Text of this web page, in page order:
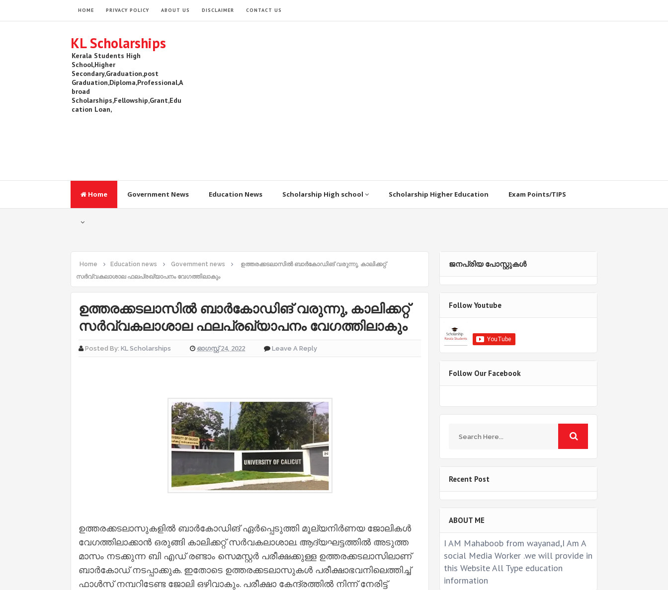
HOME PRIVACY POLICY ABOUT US DISCLAIMER CONTACT US
KL Scholarships
Kerala Students High
School,Higher
Secondary,Graduation,post
Graduation,Diploma,Professional,A
broad
Scholarships,Fellowship,Grant,Edu
cation Loan,
Home Government News Education News Scholarship High school Scholarship Higher Education Exam Points/TIPS
Home Education news Government news
ഉത്തരക്കടലാസില്‍ ബാര്‍കോഡിങ് വരുന്നു, കാലിക്കറ്റ്
സർവ്വകലാശാല ഫലപ്രഖ്യാപനം വേഗത്തിലാകും
ഉത്തരക്കടലാസില്‍ ബാര്‍കോഡിങ് വരുന്നു, കാലിക്കറ്റ്
സർവ്വകലാശാല ഫലപ്രഖ്യാപനം വേഗത്തിലാകും
Posted By: KL Scholarships ഓഗസ്റ്റ് 24, 2022 Leave A Reply
ഉത്തരക്കടലാസുകളില്‍ ബാര്‍കോഡിങ് ഏര്‍പ്പെടുത്തി മൂല്യനിര്‍ണയ ജോലികള്‍
വേഗത്തിലാക്കാന്‍ ഒരുങ്ങി കാലിക്കറ്റ് സര്‍വകലാശാല. ആദ്യഘട്ടത്തില്‍ അടുത്ത
മാസം നടക്കുന്ന ബി എഡ് രണ്ടാം സെമസ്റ്റര്‍ പരീക്ഷക്കുള്ള ഉത്തരക്കടലാസിലാണ്
ബാര്‍കോഡ് നടപ്പാക്കുക. ഇതോടെ ഉത്തരക്കടലാസുകള്‍ പരീക്ഷാഭവനിലെത്തിച്ച്
ഫാള്‍സ് നമ്പറിടേണ്ട ജോലി ഒഴിവാകും. പരീക്ഷാ കേന്ദ്രത്തില്‍ നിന്ന് നേരിട്ട്
ജനപ്രിയ പോസ്റ്റുകള്‍‌
Follow Youtube
Follow Our Facebook
Recent Post
ABOUT ME
I AM Mahaboob from wayanad,I Am A
social Media Worker .we will provide in
this Website All Type education
information